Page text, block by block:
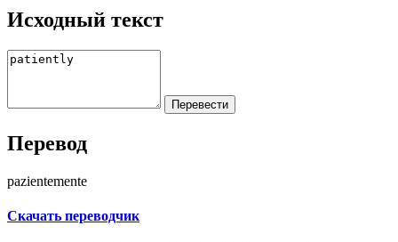
Исходный текст
Перевод
pazientemente
Скачать переводчик